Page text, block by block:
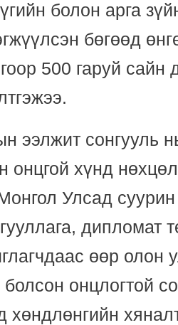
болон арга
бөгөөд
500 гаруй
ээлжит сонгууль
онцгой хүнд
Улсад
дипломат
өөр олон
болсон онцлогтой
хөндлөнгийн